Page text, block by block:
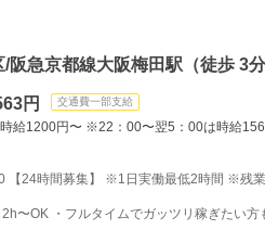
阪急京都線大阪梅田駅（徒歩 3分
円 交通費一部支給
給1200円〜 ※22：00〜翌5：00は時給
【24時間募集】 ※1日実働最低2時間 ※残業
〜OK ・フルタイムでガッツリ稼ぎたい方